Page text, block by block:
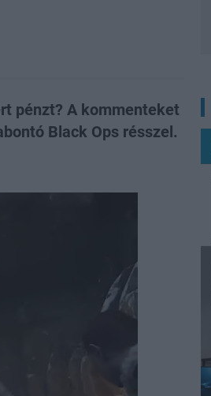
pénzt? A kommenteket
Black Ops résszel.